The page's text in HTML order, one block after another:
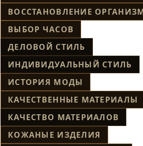
ВОССТАНОВЛЕНИЕ
ВЫБОР ЧАСОВ
ДЕЛОВОЙ СТИЛЬ
ИНДИВИДУАЛЬНЫЙ СТИЛЬ
ИСТОРИЯ МОДЫ
КАЧЕСТВЕННЫЕ МАТЕРИАЛЫ
КАЧЕСТВО МАТЕРИАЛОВ
КОЖАНЫЕ ИЗДЕЛИЯ